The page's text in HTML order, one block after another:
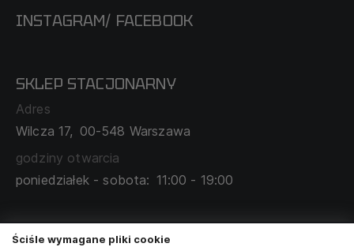
O NAS
MAPA SERWISU
ZAMÓWIENIA KORPORACYJNE
WSPÓŁPRACA Z PARTNERAMI
INSTAGRAM/ FACEBOOK
SKLEP STACJONARNY
Adres
Wilcza 17, 00-548 Warszawa
godziny otwarcia
poniedziałek - sobota: 11:00 - 19:00
Skontaktuj się z nami
Ściśle wymagane pliki cookie